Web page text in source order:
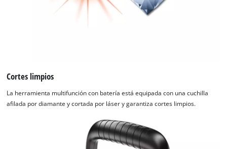
Cortes limpios
La herramienta multifunción con batería está equipada con una cuchilla
afilada por diamante y cortada por láser y garantiza cortes limpios.